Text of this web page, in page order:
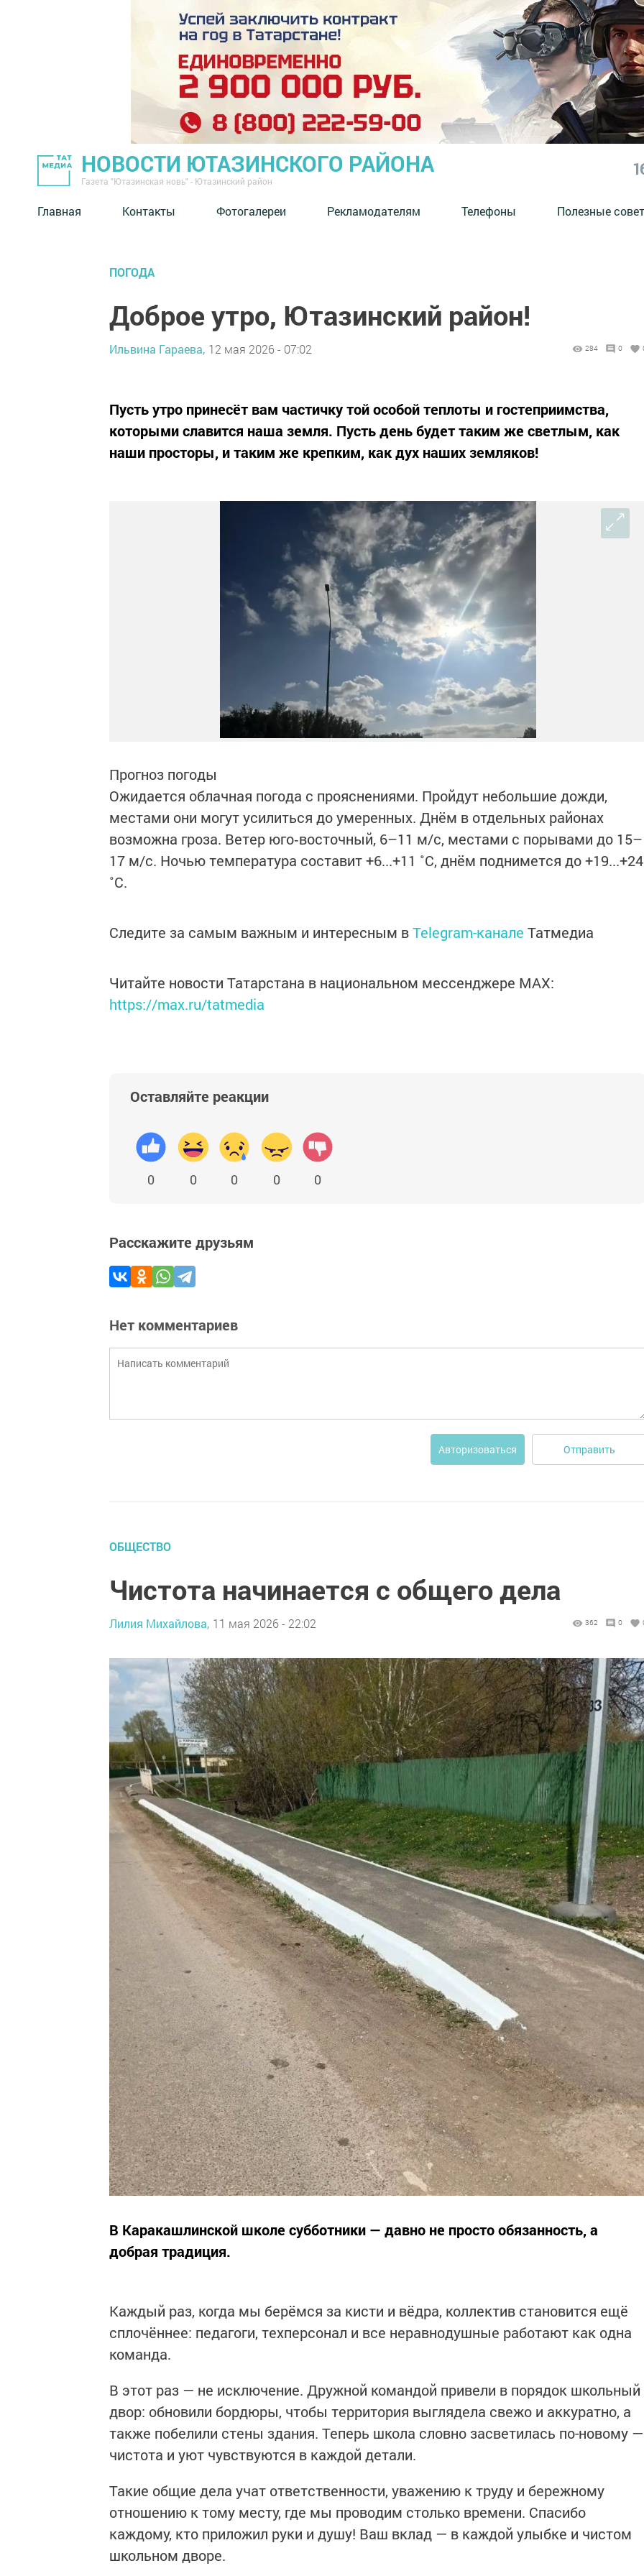
НОВОСТИ ЮТАЗИНСКОГО РАЙОНА
Газета "Ютазинская новь" - Ютазинский район
Главная Контакты Фотогалереи Рекламодателям Телефоны Полезные
ПОГОДА
Доброе утро, Ютазинский район!
Ильвина Гараева, 12 мая 2026 - 07:02 284 0
Пусть утро принесёт вам частичку той особой теплоты и гостеприимства,
которыми славится наша земля. Пусть день будет таким же светлым, как
наши просторы, и таким же крепким, как дух наших земляков!
Прогноз погоды
Ожидается облачная погода с прояснениями. Пройдут небольшие дожди,
местами они могут усилиться до умеренных. Днём в отдельных районах
возможна гроза. Ветер юго‑восточный, 6–11 м/с, местами с порывами до 15–
17 м/с. Ночью температура составит +6...+11 ˚C, днём поднимется до +19...+24
˚C.
Следите за самым важным и интересным вTelegram-канале Татмедиа
Читайте новости Татарстана в национальном мессенджере MАХ:
https://max.ru/tatmedia
Оставляйте реакции
0 0 0 0 0
Расскажите друзьям
Нет комментариев
Авторизоваться Отправить
ОБЩЕСТВО
Чистота начинается с общего дела
Лилия Михайлова, 11 мая 2026 - 22:02 362 0
В Каракашлинской школе субботники — давно не просто обязанность, а
добрая традиция.
Каждый раз, когда мы берёмся за кисти и вёдра, коллектив становится ещё
сплочённее: педагоги, техперсонал и все неравнодушные работают как одна
команда.
В этот раз — не исключение. Дружной командой привели в порядок школьный
двор: обновили бордюры, чтобы территория выглядела свежо и аккуратно, а
также побелили стены здания. Теперь школа словно засветилась по-новому —
чистота и уют чувствуются в каждой детали.
Такие общие дела учат ответственности, уважению к труду и бережному
отношению к тому месту, где мы проводим столько времени. Спасибо
каждому, кто приложил руки и душу! Ваш вклад — в каждой улыбке и чистом
школьном дворе.